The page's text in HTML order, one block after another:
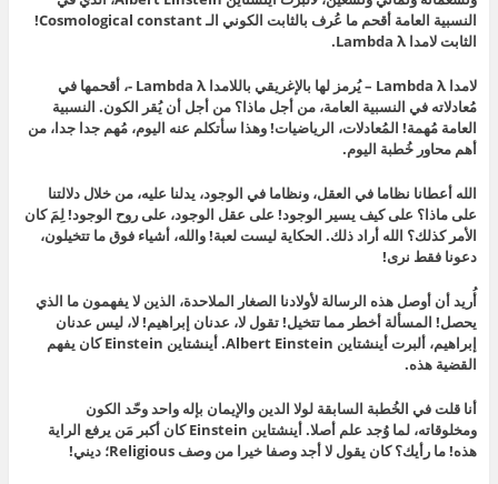
النسبية العامة أقحم ما عُرف بالثابت الكوني الـ Cosmological constant!
الثابت لامدا Lambda λ.
لامدا Lambda λ – يُرمز لها بالإغريقي باللامدا Lambda λ -، أقحمها في
مُعادلاته في النسبية العامة، من أجل ماذا؟ من أجل أن يُقر الكون. النسبية
العامة مُهمة! المُعادلات، الرياضيات! وهذا سأتكلم عنه اليوم، مُهم جدا جدا، من
أهم محاور خُطبة اليوم.
الله أعطانا نظاما في العقل، ونظاما في الوجود، يدلنا عليه، من خلال دلالتنا
على ماذا؟ على كيف يسير الوجود! على عقل الوجود، على روح الوجود! لِمَ كان
الأمر كذلك؟ الله أراد ذلك. الحكاية ليست لعبة! والله، أشياء فوق ما تتخيلون،
دعونا فقط نرى!
أُريد أن أوصل هذه الرسالة لأولادنا الصغار الملاحدة، الذين لا يفهمون ما الذي
يحصل! المسألة أخطر مما تتخيل! تقول لا، عدنان إبراهيم! لا، ليس عدنان
إبراهيم، ألبرت أينشتاين Albert Einstein. أينشتاين Einstein كان يفهم
القضية هذه.
أنا قلت في الخُطبة السابقة لولا الدين والإيمان بإله واحد وحّد الكون
ومخلوقاته، لما وُجد علم أصلا. أينشتاين Einstein كان أكبر مَن يرفع الراية
هذه! ما رأيك؟ كان يقول لا أجد وصفا خيرا من وصف Religious؛ ديني!